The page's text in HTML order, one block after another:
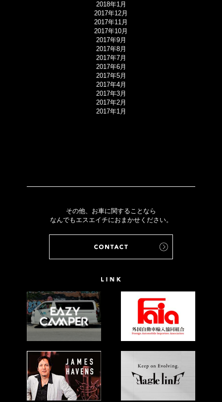
2018年1月
2017年12月
2017年11月
2017年10月
2017年9月
2017年8月
2017年7月
2017年6月
2017年5月
2017年4月
2017年3月
2017年2月
2017年1月
その他、お車に関することなら
なんでもエスエイチにおまかせください。